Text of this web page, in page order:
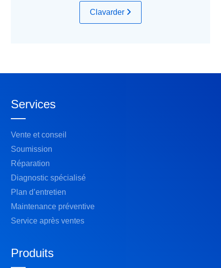
Clavarder
Services
Vente et conseil
Soumission
Réparation
Diagnostic spécialisé
Plan d’entretien
Maintenance préventive
Service après ventes
Produits